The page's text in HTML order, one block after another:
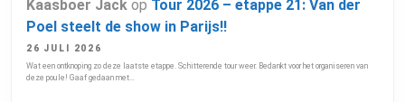
Kaasboer Jack op Tour 2026 – etappe 21: Van der
Poel steelt de show in Parijs!!
26 JULI 2026
Wat een ontknoping zo deze laatste etappe. Schitterende tour weer. Bedankt voor het organiseren van
deze poule! Gaaf gedaan met…